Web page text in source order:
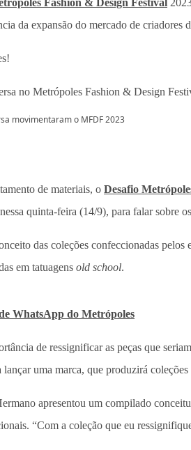
Fashion & Design Festival
da expansão do mercado de
movimentaram o MFDF 2023
de materiais, o Desafio
quinta-feira (14/9), para falar sobre
das coleções confeccionadas
em tatuagens old school.
WhatsApp do Metrópoles
de ressignificar as peças que
lançar uma marca, que produzirá
apresentou um compilado
“Com a coleção que eu